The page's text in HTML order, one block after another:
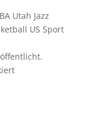
Utah Jazz
US Sport